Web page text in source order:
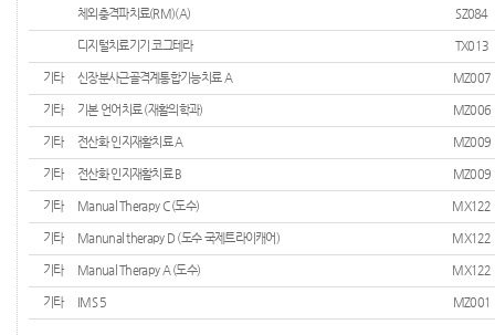
체외충격파치료(RM)(A) SZ084
디지털치료기기 코그테라 TX013
기타 신장분사근골격계통합기능치료 A MZ007
기타 기본 언어치료 (재활의학과) MZ006
기타 전산화 인지재활치료 A MZ009
기타 전산화 인지재활치료 B MZ009
기타 Manual Therapy C (도수) MX122
기타 Manunal therapy D (도수 국제트라이캐어) MX122
기타 Manual Therapy A (도수) MX122
기타 IMS 5 MZ001